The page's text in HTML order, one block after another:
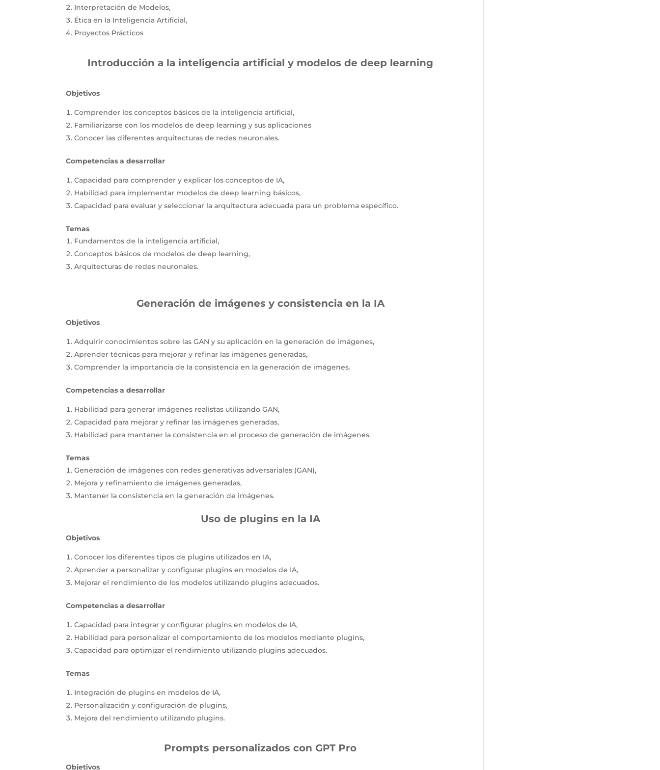
Interpretación de Modelos,
Ética en la Inteligencia Artificial,
Proyectos Prácticos
Introducción a la inteligencia artificial y modelos de deep learning
Objetivos
Comprender los conceptos básicos de la inteligencia artificial,
Familiarizarse con los modelos de deep learning y sus aplicaciones
Conocer las diferentes arquitecturas de redes neuronales.
Competencias a desarrollar
Capacidad para comprender y explicar los conceptos de IA,
Habilidad para implementar modelos de deep learning básicos,
Capacidad para evaluar y seleccionar la arquitectura adecuada para un problema específico.
Temas
Fundamentos de la inteligencia artificial,
Conceptos básicos de modelos de deep learning,
Arquitecturas de redes neuronales.
Generación de imágenes y consistencia en la IA
Objetivos
Adquirir conocimientos sobre las GAN y su aplicación en la generación de imágenes,
Aprender técnicas para mejorar y refinar las imágenes generadas,
Comprender la importancia de la consistencia en la generación de imágenes.
Competencias a desarrollar
Habilidad para generar imágenes realistas utilizando GAN,
Capacidad para mejorar y refinar las imágenes generadas,
Habilidad para mantener la consistencia en el proceso de generación de imágenes.
Temas
Generación de imágenes con redes generativas adversariales (GAN),
Mejora y refinamiento de imágenes generadas,
Mantener la consistencia en la generación de imágenes.
Uso de plugins en la IA
Objetivos
Conocer los diferentes tipos de plugins utilizados en IA,
Aprender a personalizar y configurar plugins en modelos de IA,
Mejorar el rendimiento de los modelos utilizando plugins adecuados.
Competencias a desarrollar
Capacidad para integrar y configurar plugins en modelos de IA,
Habilidad para personalizar el comportamiento de los modelos mediante plugins,
Capacidad para optimizar el rendimiento utilizando plugins adecuados.
Temas
Integración de plugins en modelos de IA,
Personalización y configuración de plugins,
Mejora del rendimiento utilizando plugins.
Prompts personalizados con GPT Pro
Objetivos